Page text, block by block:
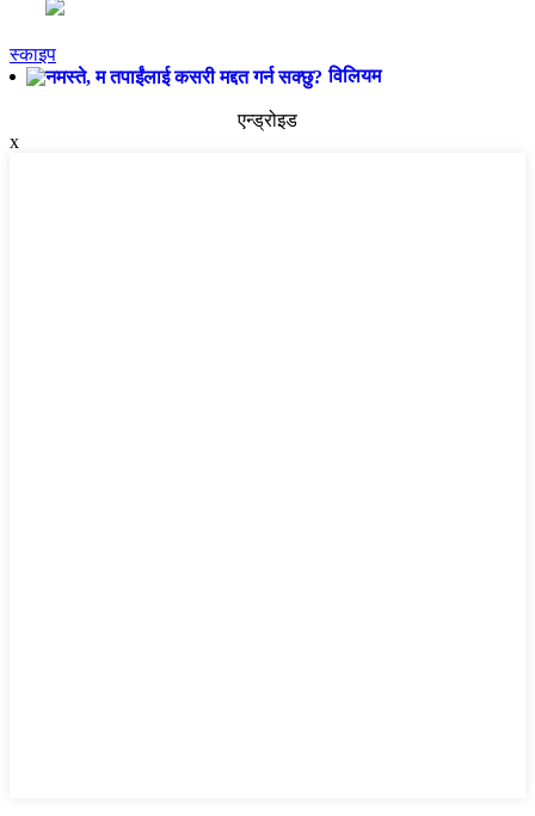
स्काइप
विलियम
एन्ड्रोइड
x